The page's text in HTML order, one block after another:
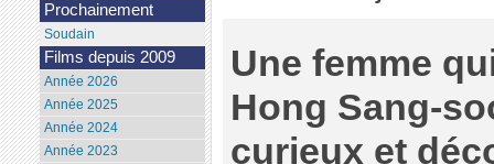
Une femme
Hong Sang-
curieux et
Prochainement
Soudain
Films depuis 2009
Année 2026
Année 2025
Année 2024
Année 2023